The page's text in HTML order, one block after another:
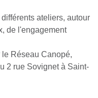
ateliers, autour
de l'engagement
Réseau Canopé,
2 rue Sovignet à Saint-